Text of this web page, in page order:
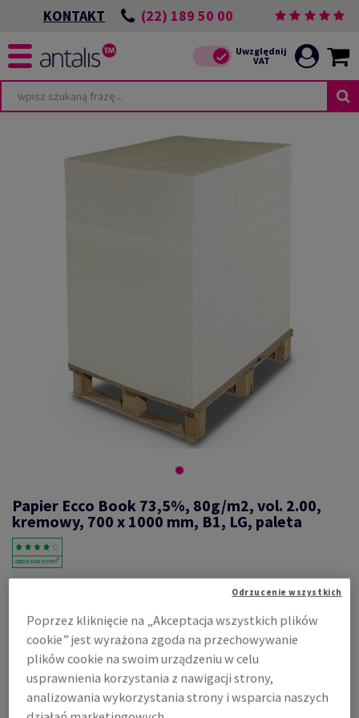
KONTAKT (22) 189 50 00
Papier Ecco Book 73,5%, 80g/m2, vol. 2.00,
kremowy, 700 x 1000 mm, B1, LG, paleta
Ecco book, 73,5%, cream, pulchny, 2.00, mechaniczny, 80g/m2,
700mm x 1000mm, B1, LG, nieryzowane na paletach, flaga co 500 ark.
Zobacz dane techniczne
Udostępnij
Cena z uwzględnieniem VAT
8,30 zł
Poprzez kliknięcie na „Akceptacja wszystkich plików
cookie” jest wyrażona zgoda na przechowywanie
plików cookie na swoim urządzeniu w celu
usprawnienia korzystania z nawigacji strony,
analizowania wykorzystania strony i wsparcia naszych
Odrzucenie wszystkich